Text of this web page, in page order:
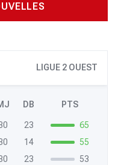
LIGUE 2 OUEST
DB PTS
23
65
14
55
23
53